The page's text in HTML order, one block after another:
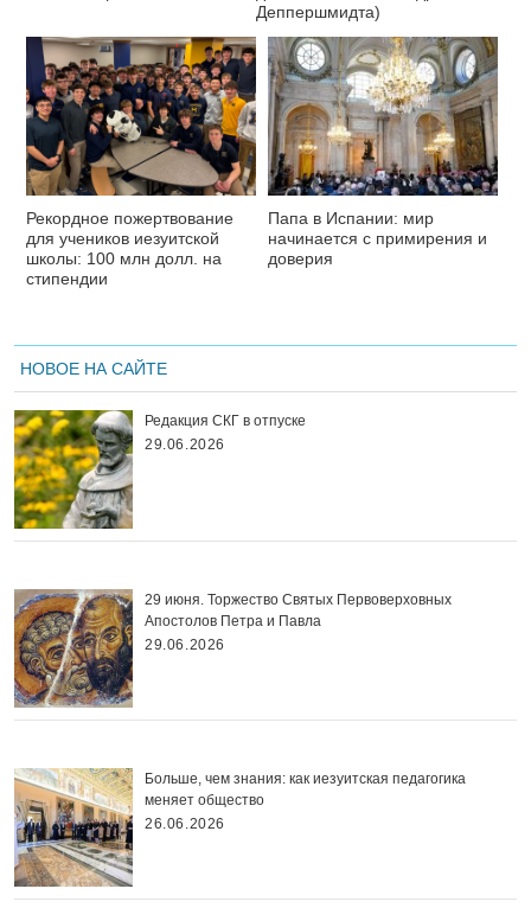
Деппершмидта)
Рекордное пожертвование
для учеников иезуитской
школы: 100 млн долл. на
стипендии
Папа в Испании: мир
начинается с примирения и
доверия
НОВОЕ НА САЙТЕ
Редакция СКГ в отпуске
29.06.2026
29 июня. Торжество Святых Первоверховных
Апостолов Петра и Павла
29.06.2026
Больше, чем знания: как иезуитская педагогика
меняет общество
26.06.2026